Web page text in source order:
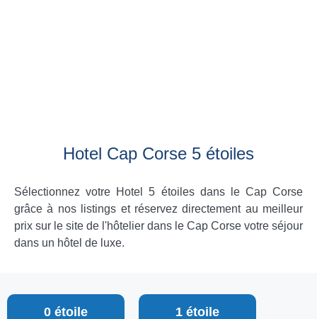
Hotel Cap Corse 5 étoiles
Sélectionnez votre Hotel 5 étoiles dans le Cap Corse
grâce à nos listings et réservez directement au meilleur
prix sur le site de l'hôtelier dans le Cap Corse votre séjour
dans un hôtel de luxe.
0 étoile 1 étoile